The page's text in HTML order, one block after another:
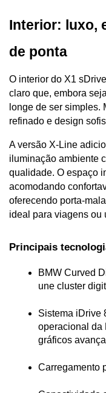
Interior: luxo,
de ponta
O interior do X1
claro que, embora
longe de ser simples.
refinado e design
A versão X-Line
iluminação ambiente
qualidade. O espaço
acomodando
oferecendo porta-
ideal para viagens ou
Principais
BMW Curved
une cluster
Sistema iDrive
operacional da
gráficos
Carregamento